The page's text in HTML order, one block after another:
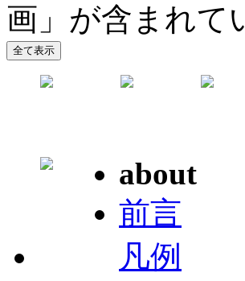
画」が含まれて
about
前言
凡例